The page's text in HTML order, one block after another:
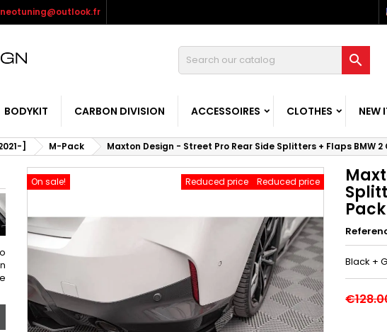
neotuning@outlook.fr

BODYKIT CARBON DIVISION ACCESSOIRES CLOTHES NEW
] M-Pack Maxton Design - Street Pro Rear Side Splitters + Flaps BMW
On sale! Reduced price
Reduced price
Black +